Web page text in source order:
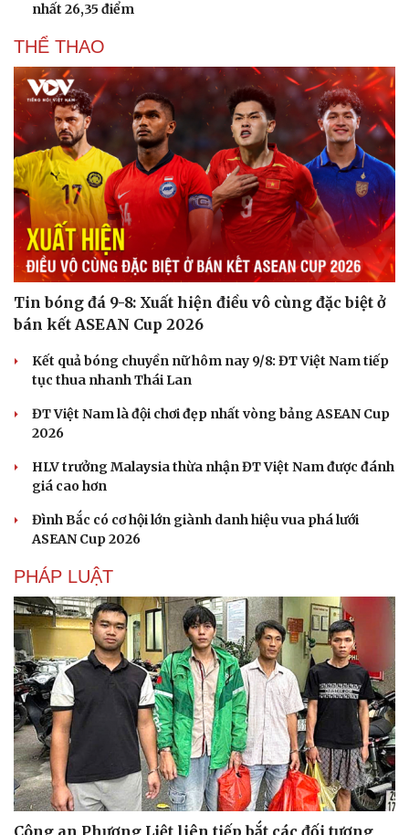
Văn hóa
Sân khấu - Điện ảnh
Âm nhạc
Di sản
Giải trí
Nghệ sĩ
Sao Việt
nhất 26,35 điểm
THỂ THAO
Tin bóng đá 9-8: Xuất hiện điều vô cùng đặc biệt ở
bán kết ASEAN Cup 2026
Kết quả bóng chuyền nữ hôm nay 9/8: ĐT Việt Nam tiếp
tục thua nhanh Thái Lan
ĐT Việt Nam là đội chơi đẹp nhất vòng bảng ASEAN Cup
2026
HLV trưởng Malaysia thừa nhận ĐT Việt Nam được đánh
giá cao hơn
Đình Bắc có cơ hội lớn giành danh hiệu vua phá lưới
ASEAN Cup 2026
PHÁP LUẬT